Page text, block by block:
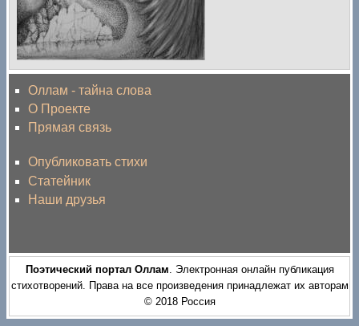
Оллам - тайна слова
О Проекте
Прямая связь
Опубликовать стихи
Статейник
Наши друзья
Поэтический портал Оллам. Электронная онлайн публикация
стихотворений. Права на все произведения принадлежат их авторам
© 2018 Россия